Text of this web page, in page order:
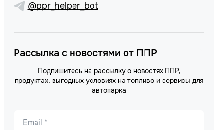
@ppr_helper_bot
Рассылка с новостями от ППР
Подпишитесь на рассылку о новостях ППР,
продуктах, выгодных условиях на топливо и сервисы для
автопарка
Email *